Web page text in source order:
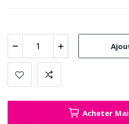
Acheter